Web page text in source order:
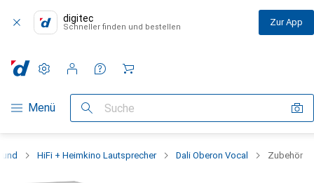
digitec
Schneller finden und bestellen Zur App
Navigation nach Kategorien
Menü Suche
Einstellungen
Kundenkonto
Vergleichslisten
Merklisten
Warenkorb
HiFi + Heimkino Lautsprecher Dali Oberon Vocal Zubehör